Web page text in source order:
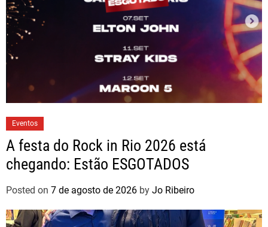
Eventos
A festa do Rock in Rio 2026 está
chegando: Estão ESGOTADOS
Posted on 7 de agosto de 2026 by Jo Ribeiro